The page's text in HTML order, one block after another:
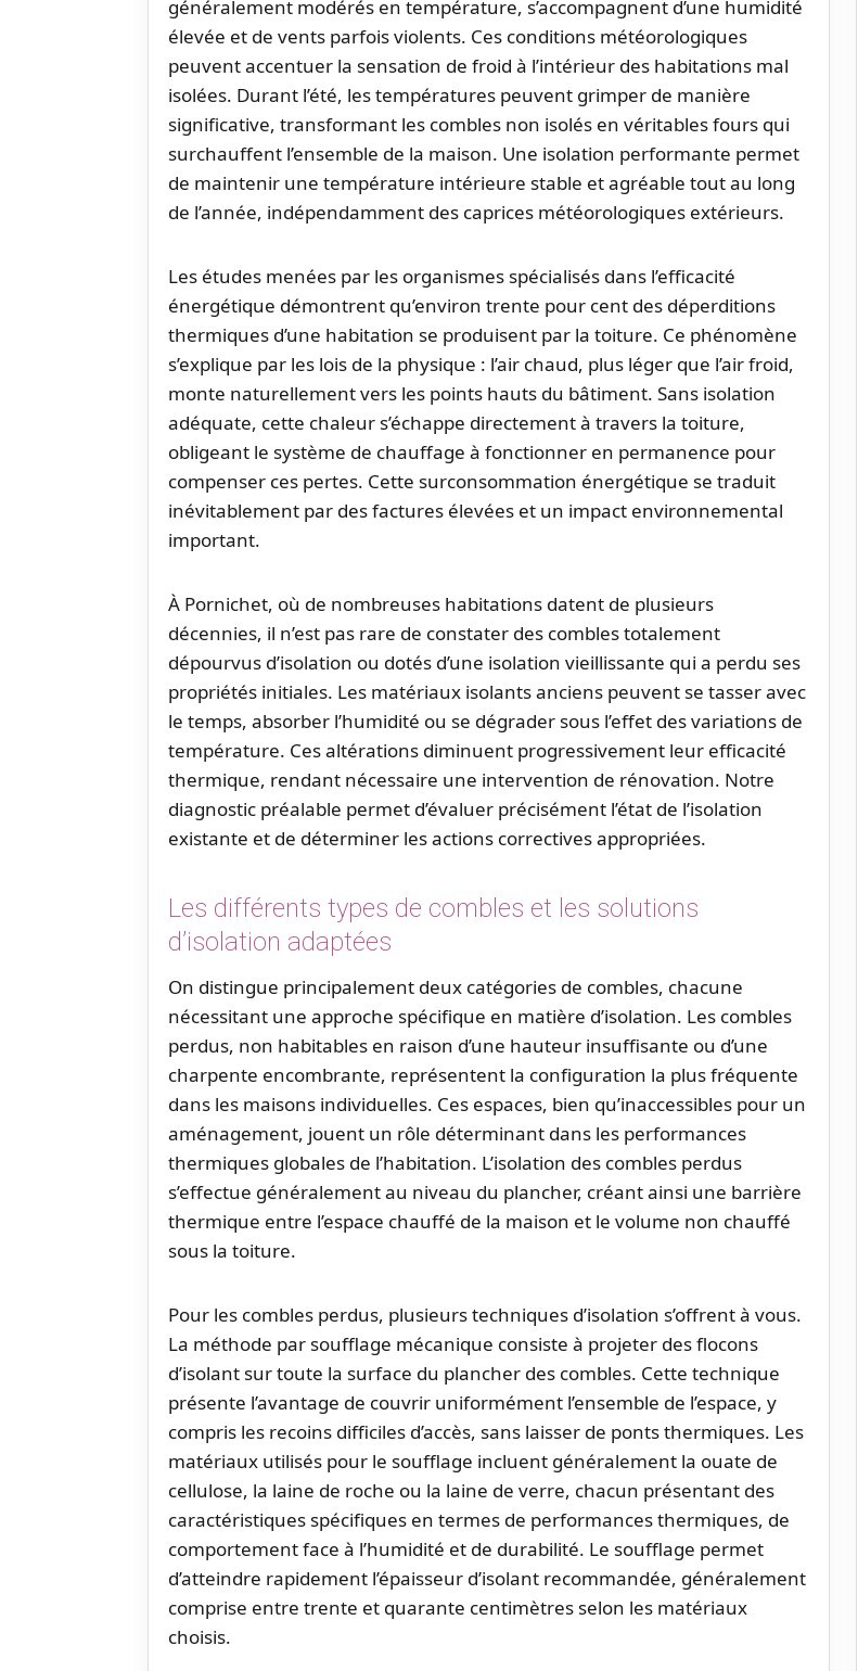
généralement modérés en température, s’accompagnent d’une humidité
élevée et de vents parfois violents. Ces conditions météorologiques
peuvent accentuer la sensation de froid à l’intérieur des habitations mal
isolées. Durant l’été, les températures peuvent grimper de manière
significative, transformant les combles non isolés en véritables fours qui
surchauffent l’ensemble de la maison. Une isolation performante permet
de maintenir une température intérieure stable et agréable tout au long
de l’année, indépendamment des caprices météorologiques extérieurs.
Les études menées par les organismes spécialisés dans l’efficacité
énergétique démontrent qu’environ trente pour cent des déperditions
thermiques d’une habitation se produisent par la toiture. Ce phénomène
s’explique par les lois de la physique : l’air chaud, plus léger que l’air froid,
monte naturellement vers les points hauts du bâtiment. Sans isolation
adéquate, cette chaleur s’échappe directement à travers la toiture,
obligeant le système de chauffage à fonctionner en permanence pour
compenser ces pertes. Cette surconsommation énergétique se traduit
inévitablement par des factures élevées et un impact environnemental
important.
À Pornichet, où de nombreuses habitations datent de plusieurs
décennies, il n’est pas rare de constater des combles totalement
dépourvus d’isolation ou dotés d’une isolation vieillissante qui a perdu ses
propriétés initiales. Les matériaux isolants anciens peuvent se tasser avec
le temps, absorber l’humidité ou se dégrader sous l’effet des variations de
température. Ces altérations diminuent progressivement leur efficacité
thermique, rendant nécessaire une intervention de rénovation. Notre
diagnostic préalable permet d’évaluer précisément l’état de l’isolation
existante et de déterminer les actions correctives appropriées.
Les différents types de combles et les solutions
d’isolation adaptées
On distingue principalement deux catégories de combles, chacune
nécessitant une approche spécifique en matière d’isolation. Les combles
perdus, non habitables en raison d’une hauteur insuffisante ou d’une
charpente encombrante, représentent la configuration la plus fréquente
dans les maisons individuelles. Ces espaces, bien qu’inaccessibles pour un
aménagement, jouent un rôle déterminant dans les performances
thermiques globales de l’habitation. L’isolation des combles perdus
s’effectue généralement au niveau du plancher, créant ainsi une barrière
thermique entre l’espace chauffé de la maison et le volume non chauffé
sous la toiture.
Pour les combles perdus, plusieurs techniques d’isolation s’offrent à vous.
La méthode par soufflage mécanique consiste à projeter des flocons
d’isolant sur toute la surface du plancher des combles. Cette technique
présente l’avantage de couvrir uniformément l’ensemble de l’espace, y
compris les recoins difficiles d’accès, sans laisser de ponts thermiques. Les
matériaux utilisés pour le soufflage incluent généralement la ouate de
cellulose, la laine de roche ou la laine de verre, chacun présentant des
caractéristiques spécifiques en termes de performances thermiques, de
comportement face à l’humidité et de durabilité. Le soufflage permet
d’atteindre rapidement l’épaisseur d’isolant recommandée, généralement
comprise entre trente et quarante centimètres selon les matériaux
choisis.